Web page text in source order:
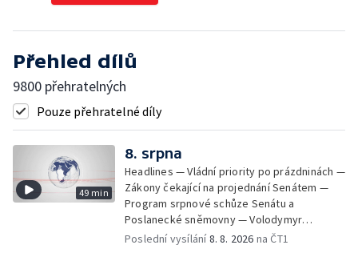
Přehled dílů
9800 přehratelných
Pouze přehratelné díly
49 min
8. srpna
Headlines — Vládní priority po prázdninách —
Zákony čekající na projednání Senátem —
Program srpnové schůze Senátu a
Poslanecké sněmovny — Volodymyr
Zelenskyj jednal poprvé v Bělehradě —
Poslední vysílání8. 8. 2026 na ČT1